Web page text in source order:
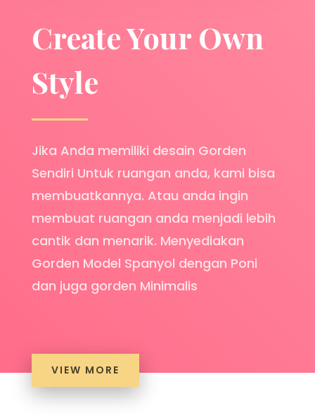
Create Your Own
Style
Jika Anda memiliki desain Gorden
Sendiri Untuk ruangan anda, kami bisa
membuatkannya. Atau anda ingin
membuat ruangan anda menjadi lebih
cantik dan menarik. Menyediakan
Gorden Model Spanyol dengan Poni
dan juga gorden Minimalis
VIEW MORE